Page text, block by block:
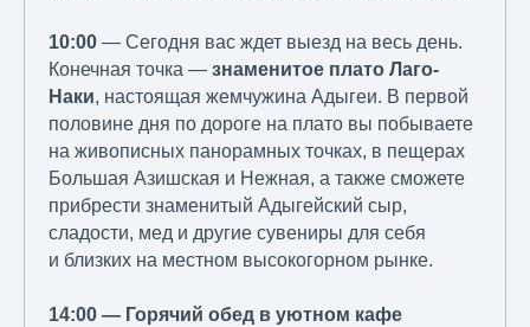
10:00 — Сегодня вас ждет выезд на весь день.
Конечная точка — знаменитое плато Лаго-
Наки, настоящая жемчужина Адыгеи. В первой
половине дня по дороге на плато вы побываете
на живописных панорамных точках, в пещерах
Большая Азишская и Нежная, а также сможете
прибрести знаменитый Адыгейский сыр,
сладости, мед и другие сувениры для себя
и близких на местном высокогорном рынке.
14:00 — Горячий обед в уютном кафе